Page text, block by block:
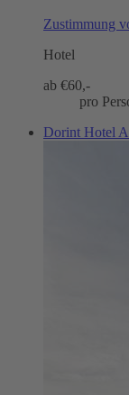
Zustimmung
Hotel
ab €60,-
pro
Dorint Hotel